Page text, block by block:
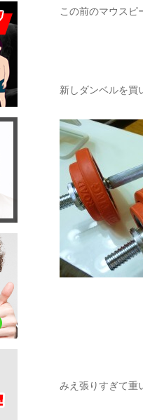
この前のマウスピ
新しダンベルを買
みえ張りすぎて重